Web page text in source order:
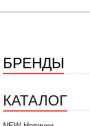
БРЕНДЫ
КАТАЛОГ